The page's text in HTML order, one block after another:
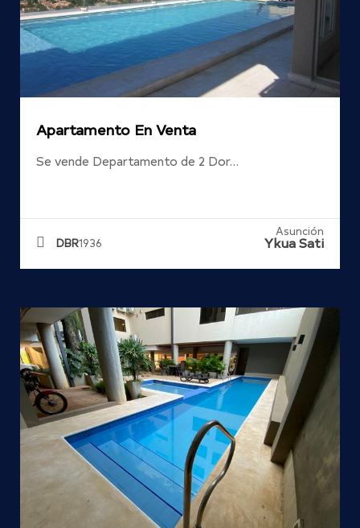
Apartamento En Venta
Se vende Departamento de 2 Dor…
DBR1936
Asunción
Ykua Sati